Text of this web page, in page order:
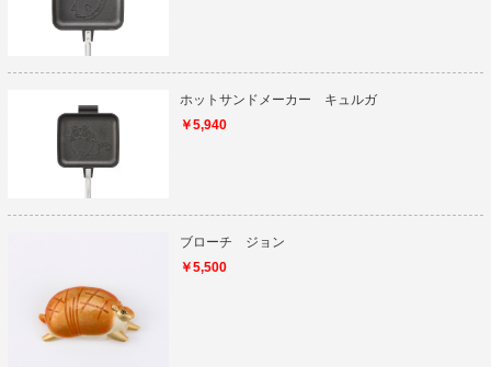
ホットサンドメーカー キュルガ
￥5,940
ブローチ ジョン
￥5,500